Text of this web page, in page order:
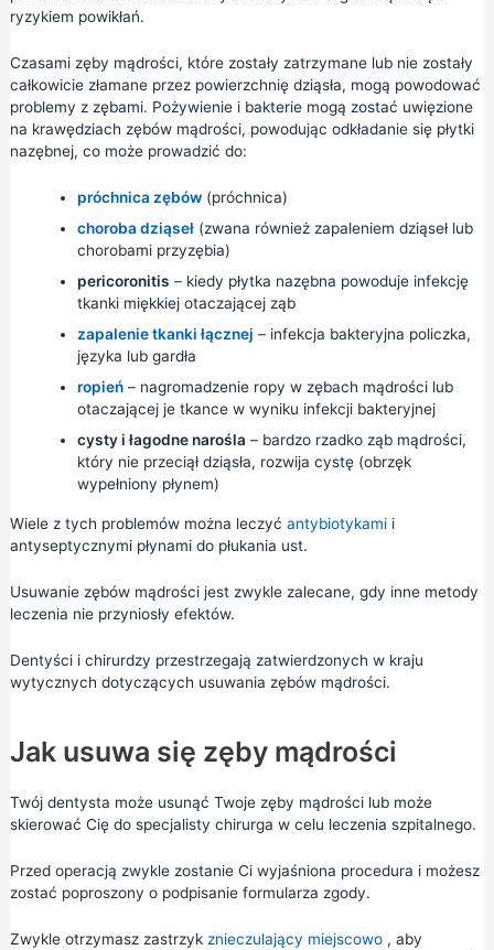
ryzykiem powikłań.
Czasami zęby mądrości, które zostały zatrzymane lub nie zostały
całkowicie złamane przez powierzchnię dziąsła, mogą powodować
problemy z zębami. Pożywienie i bakterie mogą zostać uwięzione
na krawędziach zębów mądrości, powodując odkładanie się płytki
nazębnej, co może prowadzić do:
próchnica zębów(próchnica)
choroba dziąseł(zwana również zapaleniem dziąseł lub
chorobami przyzębia)
pericoronitis – kiedy płytka nazębna powoduje infekcję
tkanki miękkiej otaczającej ząb
zapalenie tkanki łącznej – infekcja bakteryjna policzka,
języka lub gardła
ropień– nagromadzenie ropy w zębach mądrości lub
otaczającej je tkance w wyniku infekcji bakteryjnej
cysty i łagodne narośla – bardzo rzadko ząb mądrości,
który nie przeciął dziąsła, rozwija cystę (obrzęk
wypełniony płynem)
Wiele z tych problemów można leczyć antybiotykamii
antyseptycznymi płynami do płukania ust.
Usuwanie zębów mądrości jest zwykle zalecane, gdy inne metody
leczenia nie przyniosły efektów.
Dentyści i chirurdzy przestrzegają zatwierdzonych w kraju
wytycznych dotyczących usuwania zębów mądrości.
Jak usuwa się zęby mądrości
Twój dentysta może usunąć Twoje zęby mądrości lub może
skierować Cię do specjalisty chirurga w celu leczenia szpitalnego.
Przed operacją zwykle zostanie Ci wyjaśniona procedura i możesz
zostać poproszony o podpisanie formularza zgody.
Zwykle otrzymasz zastrzyk znieczulający miejscowo, aby